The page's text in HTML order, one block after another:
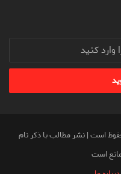
است | نشر مطالب با ذکر نام
است